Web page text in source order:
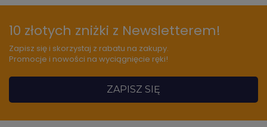
10 złotych zniżki z Newsletterem!
Zapisz się i skorzystaj z rabatu na zakupy.
Promocje i nowości na wyciągnięcie ręki!
ZAPISZ SIĘ